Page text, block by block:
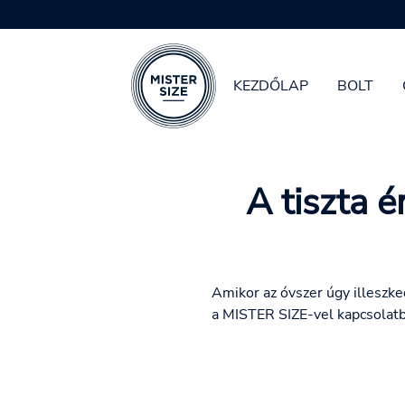
KEZDŐLAP BOLT
A tiszta
Amikor az óvszer úgy
a MISTER SIZE-vel